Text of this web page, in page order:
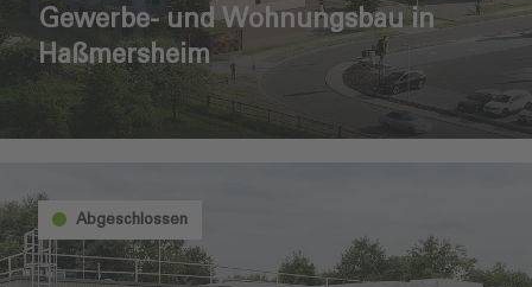
Gewerbe- und Wohnungsbau in
Haßmersheim
Abgeschlossen